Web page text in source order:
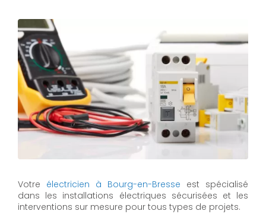
Votre électricien à Bourg-en-Bresse est spécialisé
dans les installations électriques sécurisées et les
interventions sur mesure pour tous types de projets.